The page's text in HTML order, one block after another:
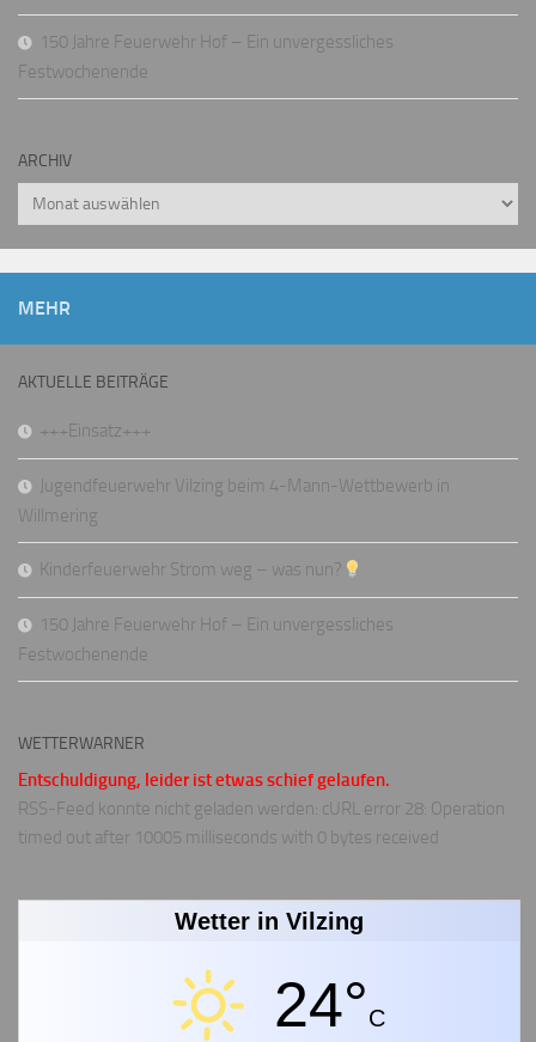
150 Jahre Feuerwehr Hof – Ein unvergessliches
Festwochenende
ARCHIV
Archiv
MEHR
AKTUELLE BEITRÄGE
+++Einsatz+++
Jugendfeuerwehr Vilzing beim 4-Mann-Wettbewerb in
Willmering
Kinderfeuerwehr Strom weg – was nun?
150 Jahre Feuerwehr Hof – Ein unvergessliches
Festwochenende
WETTERWARNER
Entschuldigung, leider ist etwas schief gelaufen.
RSS-Feed konnte nicht geladen werden: cURL error 28: Operation
timed out after 10005 milliseconds with 0 bytes received
Wetter in Vilzing
24°C